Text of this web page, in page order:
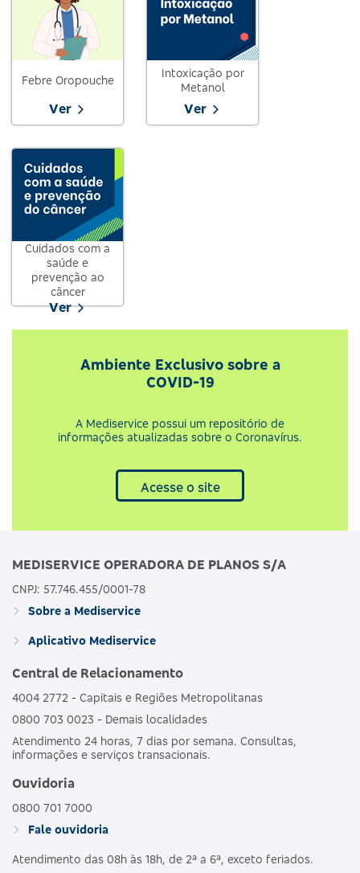
Febre Oropouche
Ver
Intoxicação por
Metanol
Ver
Cuidados com a
saúde e
prevenção ao
câncer
Ver
Ambiente Exclusivo sobre a
COVID-19
A Mediservice possui um repositório de
informações atualizadas sobre o Coronavírus.
Acesse o site
MEDISERVICE OPERADORA DE PLANOS S/A
CNPJ: 57.746.455/0001-78
Sobre a Mediservice
Aplicativo Mediservice
Central de Relacionamento
4004 2772 - Capitais e Regiões Metropolitanas
0800 703 0023 - Demais localidades
Atendimento 24 horas, 7 dias por semana. Consultas,
informações e serviços transacionais.
Ouvidoria
0800 701 7000
Fale ouvidoria
Atendimento das 08h às 18h, de 2ª a 6ª, exceto feriados.